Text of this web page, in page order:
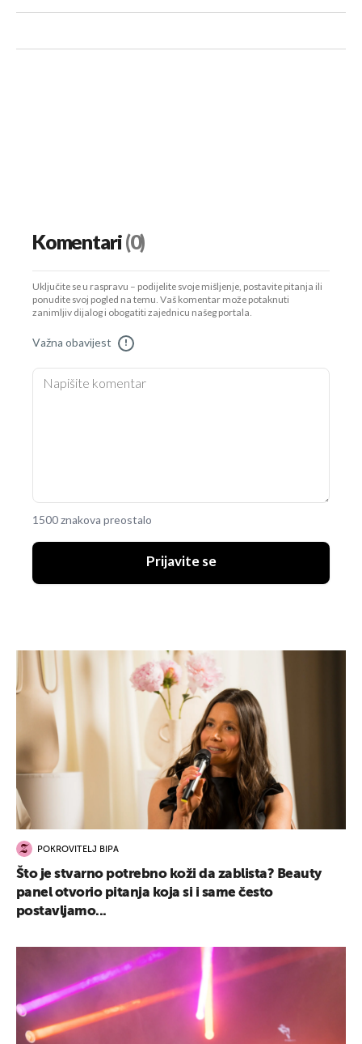
Komentari(0)
Uključite se u raspravu – podijelite svoje mišljenje, postavite pitanja ili
ponudite svoj pogled na temu. Vaš komentar može potaknuti
zanimljiv dijalog i obogatiti zajednicu našeg portala.
Važna obavijest !
1500 znakova preostalo
Prijavite se
POKROVITELJ BIPA
Što je stvarno potrebno koži da zablista? Beauty
panel otvorio pitanja koja si i same često
postavljamo...